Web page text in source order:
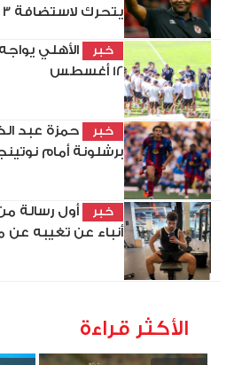
يتحرك لاستضافة 3 بطولات...
خبر
الأهلي يواجه
12 أغسطس
خبر
حمزة عبد
برشلونة أمام
خبر
أول رسالة
أنباء عن تغيبه عن
الأكثر قراءة